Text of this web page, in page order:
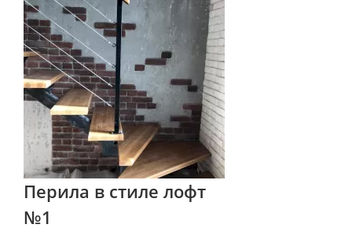
Перила в стиле лофт
№1